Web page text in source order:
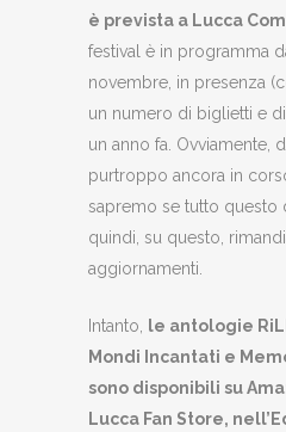
è prevista a Lucca
festival è in programma
novembre, in presenza
un numero di biglietti e
un anno fa. Ovviamente,
purtroppo ancora in
sapremo se tutto questo
quindi, su questo,
aggiornamenti.
Intanto,
le antologie
Mondi Incantati e
sono disponibili su
Lucca Fan Store,